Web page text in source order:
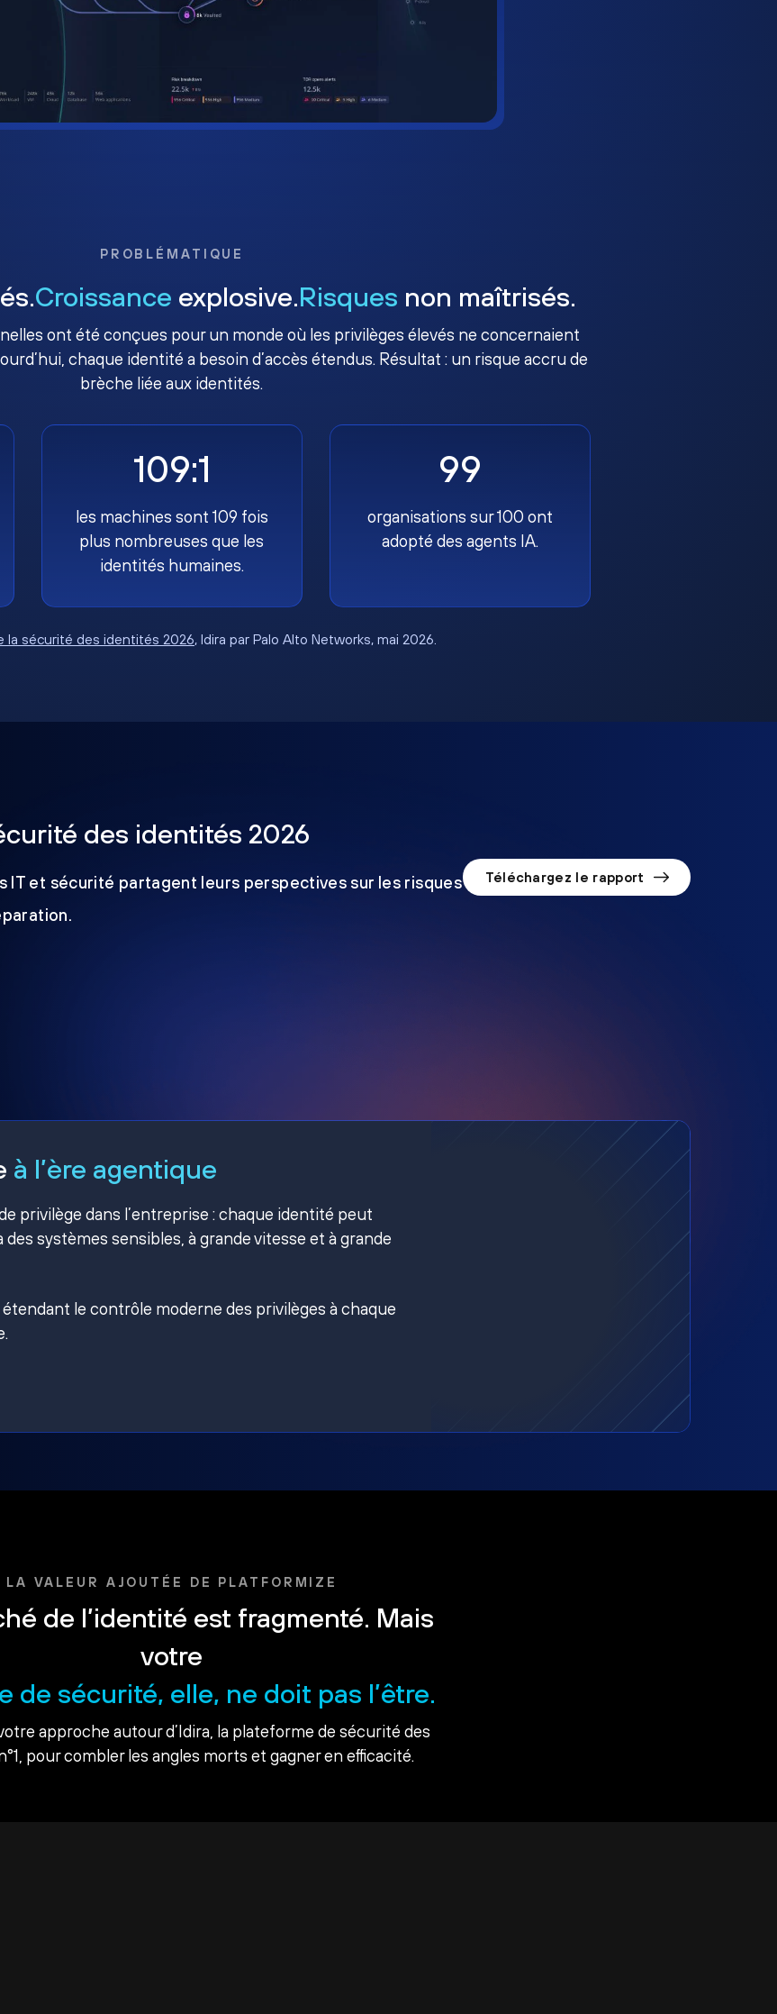
PROBLÉMATIQUE
Croissance explosive.Risques non maîtrisés.
ont été conçues pour un monde où les privilèges élevés ne concernaient
chaque identité a besoin d’accès étendus. Résultat : un risque accru de
brèche liée aux identités.
109:1
les machines sont 109 fois
plus nombreuses que les
identités humaines.
99
organisations sur 100 ont
adopté des agents IA.
la sécurité des identités 2026, Idira par Palo Alto Networks, mai 2026.
des identités 2026
IT et sécurité partagent leurs perspectives sur les risques
Téléchargez le rapport
à l’ère agentique
privilège dans l’entreprise : chaque identité peut
systèmes sensibles, à grande vitesse et à grande
le contrôle moderne des privilèges à chaque
LA VALEUR AJOUTÉE DE PLATFORMIZE
de l’identité est fragmenté. Mais
votre
de sécurité, elle, ne doit pas l’être.
approche autour d’Idira, la plateforme de sécurité des
pour combler les angles morts et gagner en efficacité.